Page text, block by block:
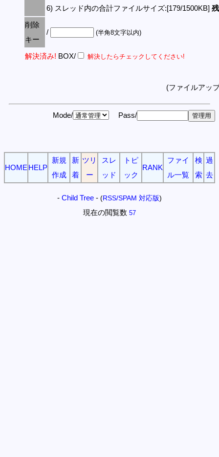
6) スレッド内の合計ファイルサイズ:[179/1500KB]
削除
キー
/ (半角8文字以内)
解決済み! BOX/ 解決したらチェックしてください!
(ファイルアッ
Mode/ Pass/
HOME HELP
新規
作成
新
着
ツリ
ー
スレ
ッド
トピ
ック
RANK
ファイ
ル一覧
検
索
過
去
- Child Tree - (RSS/SPAM 対応版)
現在の閲覧数 57